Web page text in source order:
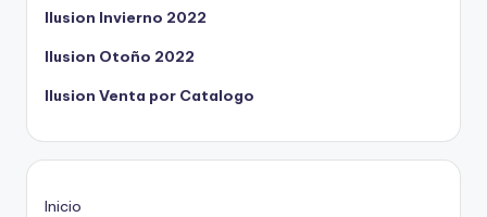
Ilusion Invierno 2022
Ilusion Otoño 2022
Ilusion Venta por Catalogo
Inicio